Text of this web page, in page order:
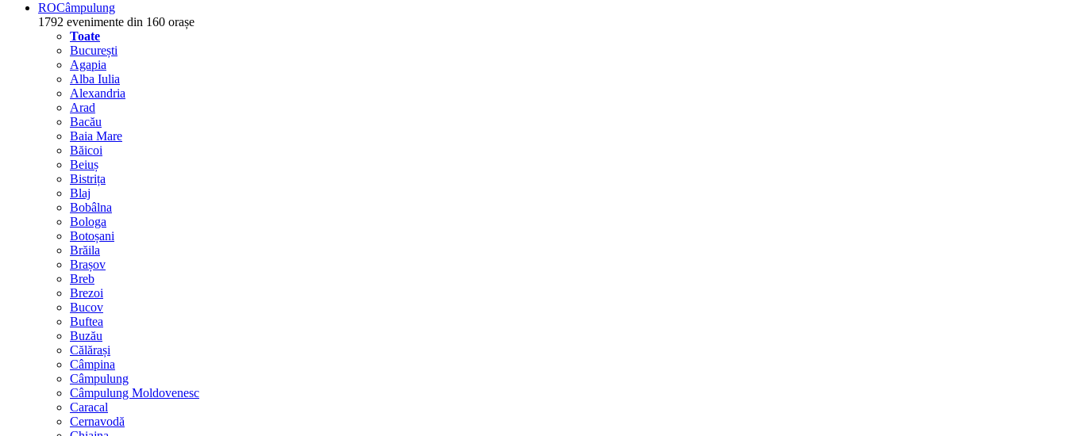
ROCâmpulung
1792 evenimente din 160 orașe
Toate
București
Agapia
Alba Iulia
Alexandria
Arad
Bacău
Baia Mare
Băicoi
Beiuș
Bistrița
Blaj
Bobâlna
Bologa
Botoșani
Brăila
Brașov
Breb
Brezoi
Bucov
Buftea
Buzău
Călărași
Câmpina
Câmpulung
Câmpulung Moldovenesc
Caracal
Cernavodă